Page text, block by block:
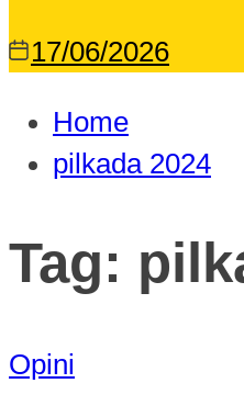
17/06/2026
Home
pilkada 2024
Tag:
Opini